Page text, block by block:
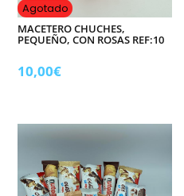
Agotado
MACETERO CHUCHES,
PEQUEÑO, CON ROSAS REF:10
10,00€